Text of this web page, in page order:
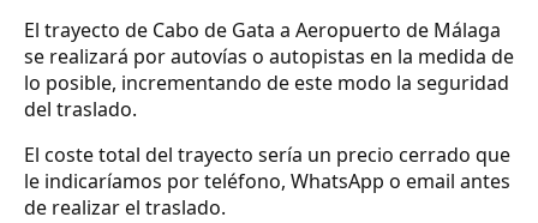
El trayecto de Cabo de Gata a Aeropuerto de Málaga
se realizará por autovías o autopistas en la medida de
lo posible, incrementando de este modo la seguridad
del traslado.
El coste total del trayecto sería un precio cerrado que
le indicaríamos por teléfono, WhatsApp o email antes
de realizar el traslado.